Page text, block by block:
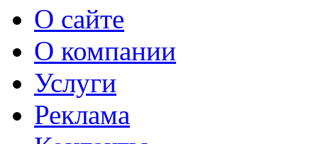
О сайте
О компании
Услуги
Реклама